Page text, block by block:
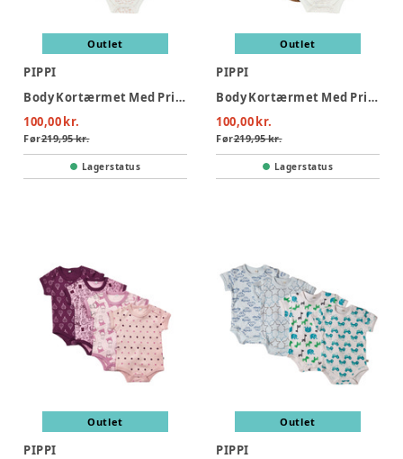
Outlet
PIPPI
Body Kortærmet Med Print 4-Pak - 433
100,00 kr.
Før219,95 kr.
Lagerstatus
Outlet
PIPPI
Body Kortærmet Med Print 4-Pak - 384
100,00 kr.
Før219,95 kr.
Lagerstatus
Outlet
PIPPI
Outlet
PIPPI